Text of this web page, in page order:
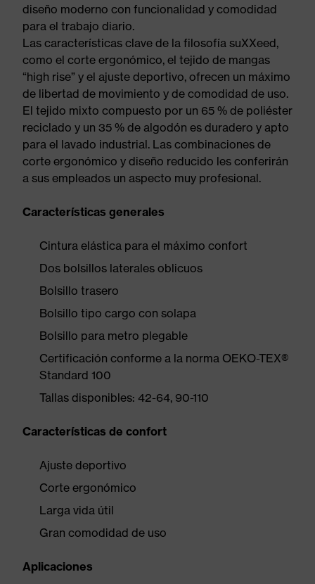
diseño moderno con funcionalidad y comodidad
para el trabajo diario.
Las características clave de la filosofía suXXeed,
como el corte ergonómico, el tejido de mangas
“high rise” y el ajuste deportivo, ofrecen un máximo
de libertad de movimiento y de comodidad de uso.
El tejido mixto compuesto por un 65 % de poliéster
reciclado y un 35 % de algodón es duradero y apto
para el lavado industrial. Las combinaciones de
corte ergonómico y diseño reducido les conferirán
a sus empleados un aspecto muy profesional.
Características generales
Cintura elástica para el máximo confort
Dos bolsillos laterales oblicuos
Bolsillo trasero
Bolsillo tipo cargo con solapa
Bolsillo para metro plegable
Certificación conforme a la norma OEKO-TEX®
Standard 100
Tallas disponibles: 42-64, 90-110
Características de confort
Ajuste deportivo
Corte ergonómico
Larga vida útil
Gran comodidad de uso
Aplicaciones